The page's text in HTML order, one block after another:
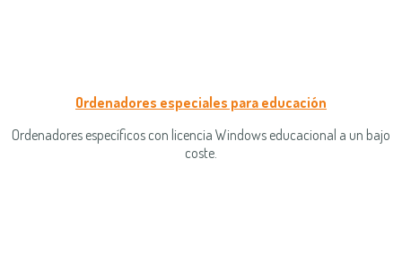
Ordenadores especiales para educación
Ordenadores específicos con licencia Windows educacional a un bajo
coste.